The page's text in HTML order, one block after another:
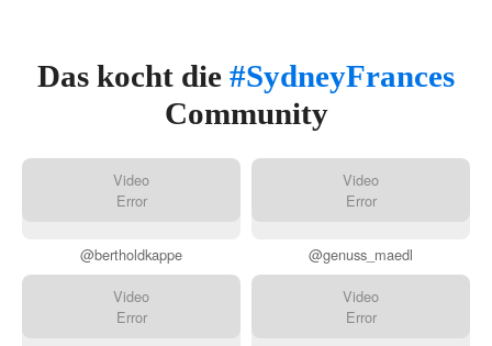
Das kocht die #SydneyFrances
Community
Video
Error
@bertholdkappe
Video
Error
@genuss_maedl
Video
Error
Video
Error